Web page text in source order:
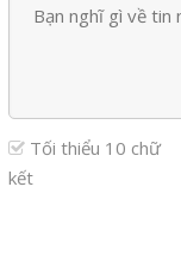
Tối thiểu 10 chữ
kết